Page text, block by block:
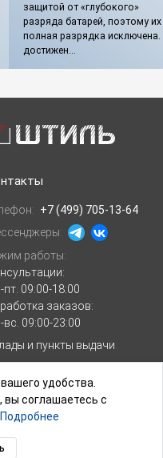
защитой от «глубокого»
разряда батарей, поэтому их
полная разрядка исключена.
достижен...
+7 (499) 705-13-64
работы:
пт. 09:00-18:00
заказов:
вс. 09:00-23:00
и пункты выдачи
удобства.
соглашаетесь с
Подробнее